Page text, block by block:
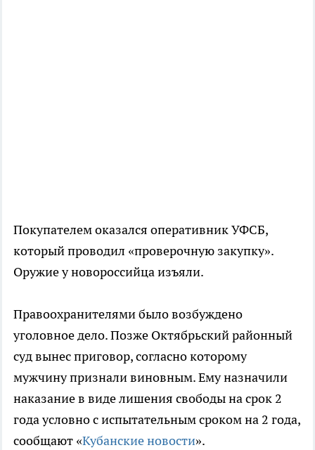
Покупателем оказался оперативник УФСБ,
который проводил «проверочную закупку».
Оружие у новороссийца изъяли.
Правоохранителями было возбуждено
уголовное дело. Позже Октябрьский районный
суд вынес приговор, согласно которому
мужчину признали виновным. Ему назначили
наказание в виде лишения свободы на срок 2
года условно с испытательным сроком на 2 года,
сообщают «Кубанские новости».